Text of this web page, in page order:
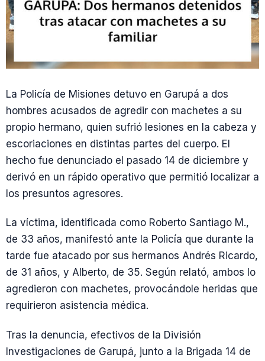
La Policía de Misiones detuvo en Garupá a dos
hombres acusados de agredir con machetes a su
propio hermano, quien sufrió lesiones en la cabeza y
escoriaciones en distintas partes del cuerpo. El
hecho fue denunciado el pasado 14 de diciembre y
derivó en un rápido operativo que permitió localizar a
los presuntos agresores.
La víctima, identificada como Roberto Santiago M.,
de 33 años, manifestó ante la Policía que durante la
tarde fue atacado por sus hermanos Andrés Ricardo,
de 31 años, y Alberto, de 35. Según relató, ambos lo
agredieron con machetes, provocándole heridas que
requirieron asistencia médica.
Tras la denuncia, efectivos de la División
Investigaciones de Garupá, junto a la Brigada 14 de